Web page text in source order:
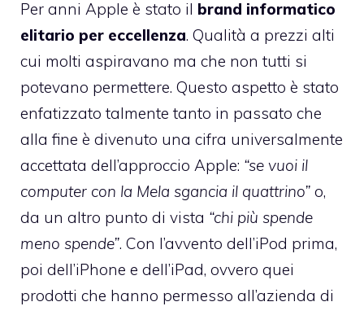
Per anni Apple è stato il brand informatico
elitario per eccellenza. Qualità a prezzi alti
cui molti aspiravano ma che non tutti si
potevano permettere. Questo aspetto è stato
enfatizzato talmente tanto in passato che
alla fine è divenuto una cifra universalmente
accettata dell’approccio Apple: “se vuoi il
computer con la Mela sgancia il quattrino” o,
da un altro punto di vista “chi più spende
meno spende”. Con l’avvento dell’iPod prima,
poi dell’iPhone e dell’iPad, ovvero quei
prodotti che hanno permesso all’azienda di